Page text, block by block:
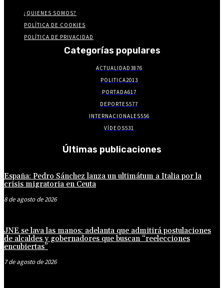
¿QUIENES SOMOS?
POLÍTICA DE COOKIES
POLÍTICA DE PRIVACIDAD
Categorías populares
ACTUALIDAD3876
POLITICA2013
PORTADA617
DEPORTES577
INTERNACIONALES556
VÍDEOS531
Últimas publicaciones
España: Pedro Sánchez lanza un ultimátum a Italia por la
crisis migratoria en Ceuta
8 de agosto de 2026
JNE se lava las manos: adelanta que admitirá postulaciones
de alcaldes y gobernadores que buscan “reelecciones
encubiertas”
7 de agosto de 2026